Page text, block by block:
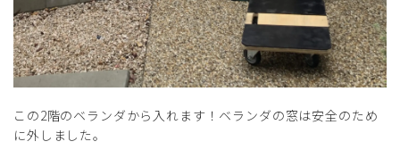
この2階のベランダから入れます！ベランダの窓は安全のため
に外しました。